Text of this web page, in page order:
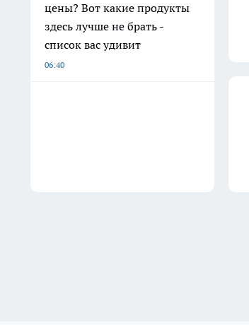
цены? Вот какие продукты
здесь лучше не брать -
список вас удивит
06:40